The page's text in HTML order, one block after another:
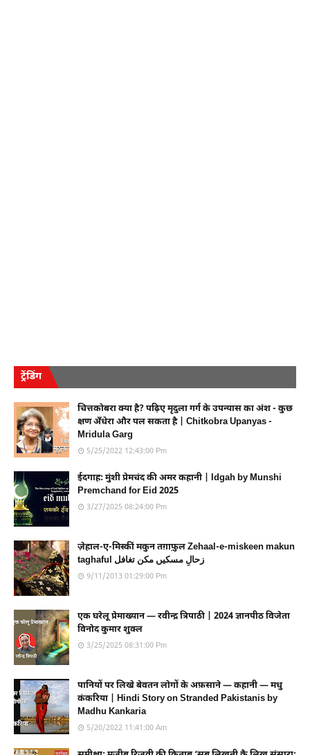
ट्रेंडिंग
चित्तकोबरा क्या है? पढ़िए मृदुला गर्ग के उपन्यास का अंश - कुछ
क्षण अँधेरा और पल सकता है | Chitkobra Upanyas -
Mridula Garg
5/25/2022 12:43:00 Pm
ईदगाह: मुंशी प्रेमचंद की अमर कहानी | Idgah by Munshi
Premchand for Eid 2025
3/27/2025 08:24:00 Pm
ज़ेहाल-ए-मिस्कीं मकुन तग़ाफ़ुल Zehaal-e-miskeen makun
taghaful زحالِ مسکیں مکن تغافل
9/11/2013 01:29:00 Pm
एक घरेलू प्रेमाख्यान — रवीन्द्र त्रिपाठी | 2024 ज्ञानपीठ विजेता
विनोद कुमार शुक्ल
3/25/2025 08:31:00 Pm
पानियों पर लिखे बेवतन लोगों के अफ़साने — कहानी — मधु
कंकरिया | Hindi Story on Stranded Pakistanis by
Madhu Kankaria
5/20/2022 11:41:00 Am